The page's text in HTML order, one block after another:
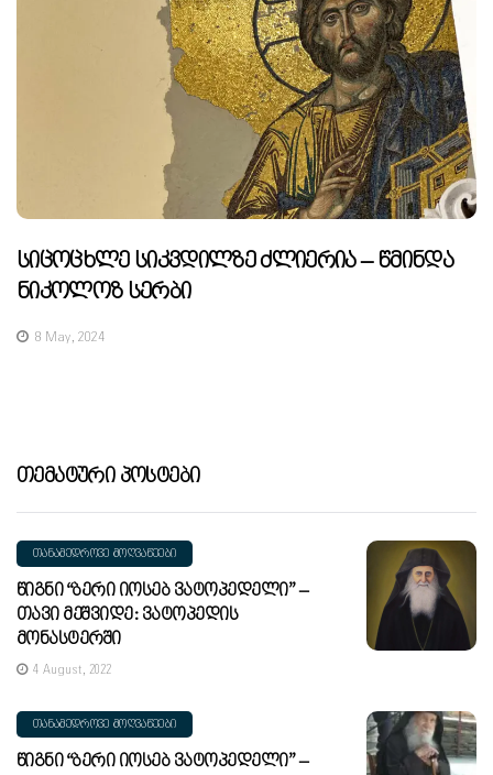
Სიცოცხლე Სიკვდილზე Ძლიერია – Წმინდა
Ნიკოლოზ Სერბი
8 May, 2024
Თემატური Პოსტები
ᲗᲐᲜᲐᲛᲔᲓᲠᲝᲕᲔ ᲛᲝᲦᲕᲐᲬᲔᲔᲑᲘ
Წიგნი “ბერი Იოსებ Ვატოპედელი” –
Თავი Მეშვიდე: Ვატოპედის
Მონასტერში
4 August, 2022
ᲗᲐᲜᲐᲛᲔᲓᲠᲝᲕᲔ ᲛᲝᲦᲕᲐᲬᲔᲔᲑᲘ
Წიგნი “ბერი Იოსებ Ვატოპედელი” –